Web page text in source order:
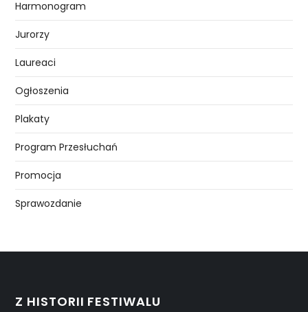
Harmonogram
Jurorzy
Laureaci
Ogłoszenia
Plakaty
Program Przesłuchań
Promocja
Sprawozdanie
Z HISTORII FESTIWALU